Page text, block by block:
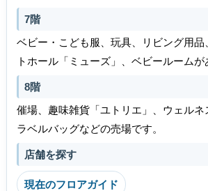
7階
ベビー・こども服、玩具、リビング用品
トホール「ミューズ」、ベビールームが
8階
催場、趣味雑貨「ユトリエ」、ウェルネ
ラベルバッグなどの売場です。
店舗を探す
現在のフロアガイド